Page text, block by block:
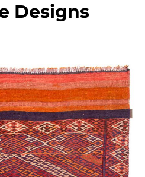
Designs